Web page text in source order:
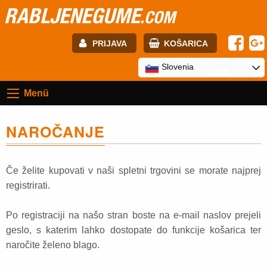
RABLJENEGUME.COM
PRIJAVA KOŠARICA
Geslo:
Slovenia
Menü
NAROČANJE
Če želite kupovati v naši spletni trgovini se morate najprej
registrirati.
Po registraciji na našo stran boste na e-mail naslov prejeli
geslo, s katerim lahko dostopate do funkcije košarica ter
naročite želeno blago.